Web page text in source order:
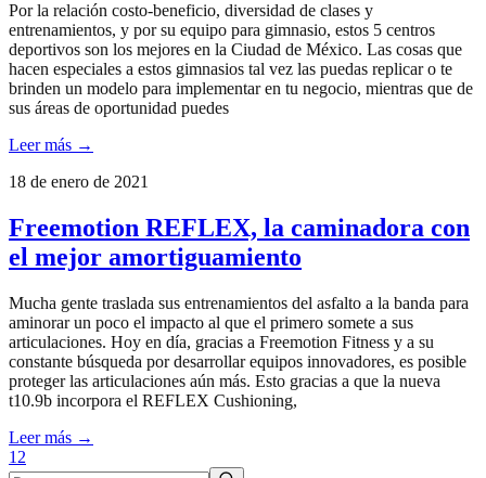
Por la relación costo-beneficio, diversidad de clases y
entrenamientos, y por su equipo para gimnasio, estos 5 centros
deportivos son los mejores en la Ciudad de México. Las cosas que
hacen especiales a estos gimnasios tal vez las puedas replicar o te
brinden un modelo para implementar en tu negocio, mientras que de
sus áreas de oportunidad puedes
Leer más →
18 de enero de 2021
Freemotion REFLEX, la caminadora con
el mejor amortiguamiento
Mucha gente traslada sus entrenamientos del asfalto a la banda para
aminorar un poco el impacto al que el primero somete a sus
articulaciones. Hoy en día, gracias a Freemotion Fitness y a su
constante búsqueda por desarrollar equipos innovadores, es posible
proteger las articulaciones aún más. Esto gracias a que la nueva
t10.9b incorpora el REFLEX Cushioning,
Leer más →
1 2